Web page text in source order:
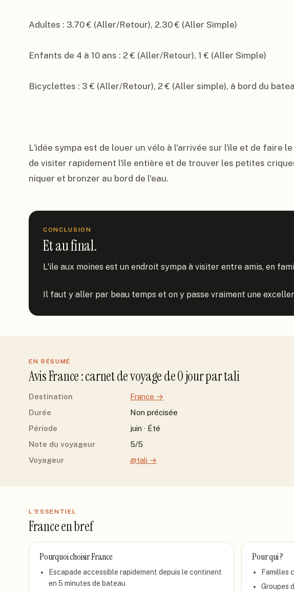
Adultes : 3.70 € (Aller/Retour), 2.30 € (Aller Simple)
Enfants de 4 à 10 ans : 2 € (Aller/Retour), 1 € (Aller Simple)
Bicyclettes : 3 € (Aller/Retour), 2 € (Aller simple), à bord du
L'idée sympa est de louer un vélo à l'arrivée sur l'ile et de faire
de visiter rapidement l'ile entière et de trouver les petites
niquer et bronzer au bord de l'eau.
CONCLUSION
Et au final.
L'ile aux moines est un endroit sympa à visiter entre amis, en
Il faut y aller par beau temps et on y passe vraiment une
EN RÉSUMÉ
AvisFrance: carnet de voyage de0jourpartali
Destination France →
Durée
Non précisée
Période
juin · Été
Note du voyageur
5/5
Voyageur
@tali →
L'ESSENTIEL
Franceen bref
Pourquoi choisirFrance
Escapade accessible rapidement depuis le continent
en 5 minutes de bateau
Pour qui ?
Familles
Groupes